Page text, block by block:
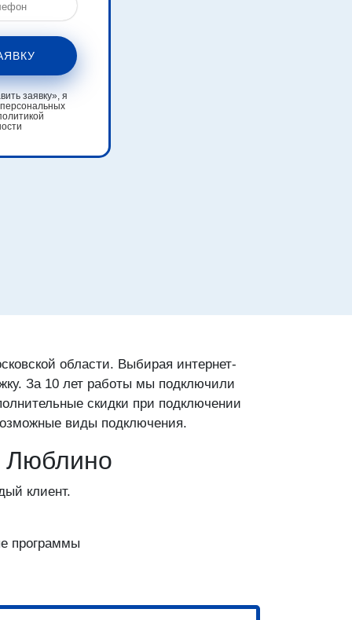
заявку», я
области. Выбирая интернет-
За 10 лет работы мы подключили
скидки при подключении
виды подключения.
Люблино
клиент.
программы